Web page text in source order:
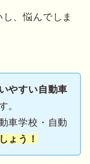
、悩んでしま
やすい自動車
。
車学校・自動
ょう！